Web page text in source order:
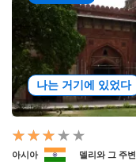
나는 거기에 있었다
아시아 델리와 그 주변